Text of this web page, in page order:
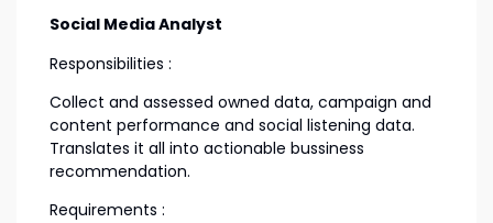
Social Media Analyst
Responsibilities :
Collect and assessed owned data, campaign and
content performance and social listening data.
Translates it all into actionable bussiness
recommendation.
Requirements :